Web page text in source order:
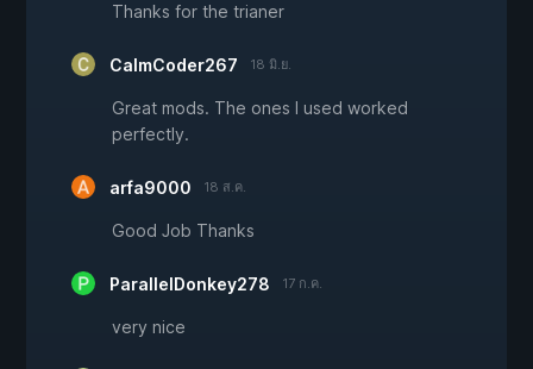
Thanks for the trianer
CalmCoder267 18 มิ.ย.
Great mods. The ones I used worked
perfectly.
arfa9000 18 ส.ค.
Good Job Thanks
ParallelDonkey278 17 ก.ค.
very nice